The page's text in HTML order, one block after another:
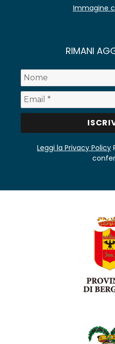
Immagine
RIMANI
Leggi la Privacy Policy